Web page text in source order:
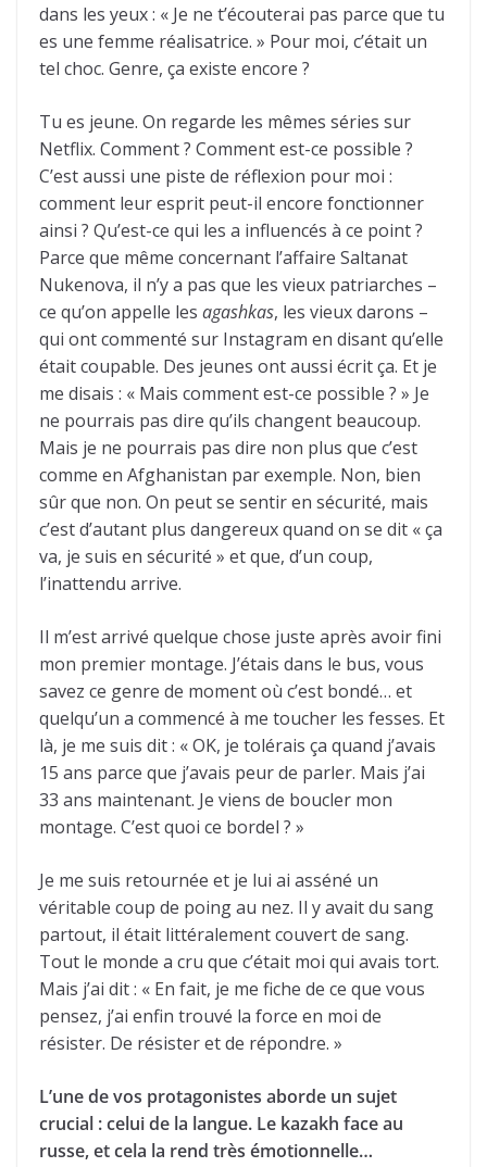
dans les yeux : « Je ne t’écouterai pas parce que tu
es une femme réalisatrice. » Pour moi, c’était un
tel choc. Genre, ça existe encore ?
Tu es jeune. On regarde les mêmes séries sur
Netflix. Comment ? Comment est-ce possible ?
C’est aussi une piste de réflexion pour moi :
comment leur esprit peut-il encore fonctionner
ainsi ? Qu’est-ce qui les a influencés à ce point ?
Parce que même concernant l’affaire Saltanat
Nukenova, il n’y a pas que les vieux patriarches –
ce qu’on appelle les agashkas, les vieux darons –
qui ont commenté sur Instagram en disant qu’elle
était coupable. Des jeunes ont aussi écrit ça. Et je
me disais : « Mais comment est-ce possible ? » Je
ne pourrais pas dire qu’ils changent beaucoup.
Mais je ne pourrais pas dire non plus que c’est
comme en Afghanistan par exemple. Non, bien
sûr que non. On peut se sentir en sécurité, mais
c’est d’autant plus dangereux quand on se dit « ça
va, je suis en sécurité » et que, d’un coup,
l’inattendu arrive.
Il m’est arrivé quelque chose juste après avoir fini
mon premier montage. J’étais dans le bus, vous
savez ce genre de moment où c’est bondé… et
quelqu’un a commencé à me toucher les fesses. Et
là, je me suis dit : « OK, je tolérais ça quand j’avais
15 ans parce que j’avais peur de parler. Mais j’ai
33 ans maintenant. Je viens de boucler mon
montage. C’est quoi ce bordel ? »
Je me suis retournée et je lui ai asséné un
véritable coup de poing au nez. Il y avait du sang
partout, il était littéralement couvert de sang.
Tout le monde a cru que c’était moi qui avais tort.
Mais j’ai dit : « En fait, je me fiche de ce que vous
pensez, j’ai enfin trouvé la force en moi de
résister. De résister et de répondre. »
L’une de vos protagonistes aborde un sujet
crucial : celui de la langue. Le kazakh face au
russe, et cela la rend très émotionnelle…